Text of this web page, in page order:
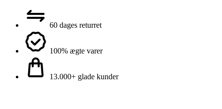
60 dages returret
100% ægte varer
13.000+ glade kunder